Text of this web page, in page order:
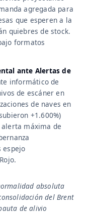
agregada para
que esperen a la
quiebres de stock.
formatos
ante Alertas de
informático de
de escáner en
de naves en
+1.600%)
máxima de
espejo
absoluta
del Brent
de alivio